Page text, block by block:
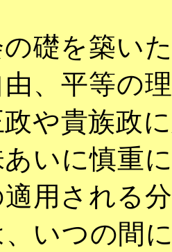
礎を築い
由、平等の
や貴族政
いに慎重
用される
いつの間